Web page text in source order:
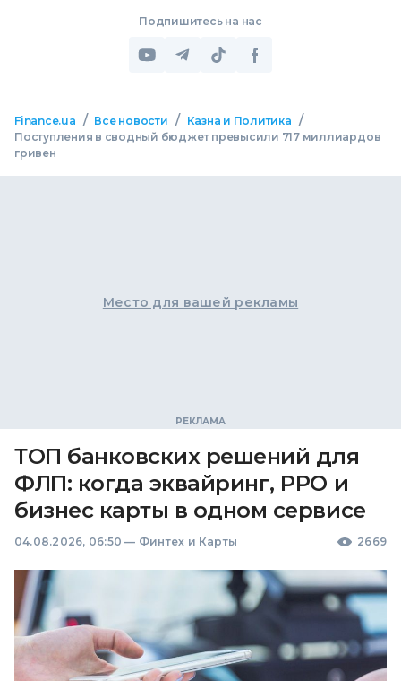
Подпишитесь на нас
Finance.ua / Все новости / Казна и Политика /
Поступления в сводный бюджет превысили 717 миллиардов
гривен
Место для вашей рекламы
ТОП банковских решений для
ФЛП: когда эквайринг, РРО и
бизнес карты в одном сервисе
04.08.2026, 06:50 — Финтех и Карты 2669